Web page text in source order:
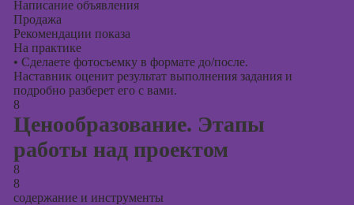
Написание объявления
Продажа
Рекомендации показа
На практике
• Сделаете фотосъемку в формате до/после.
Наставник оценит результат выполнения задания и
подробно разберет его с вами.
8
Ценообразование. Этапы
работы над проектом
8
8
содержание и инструменты